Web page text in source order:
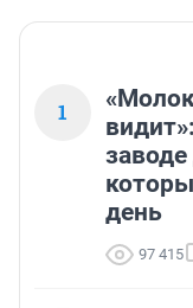
1
день
97 415